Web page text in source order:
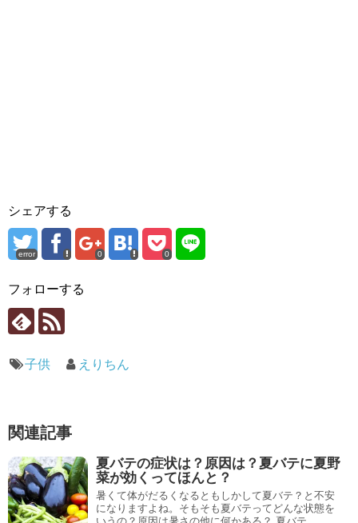
シェアする
error 0 0
フォローする
子供 えりちん
関連記事
夏バテの症状は？原因は？夏バテに夏野
菜が効くってほんと？
暑くて体がだるくなるともしかして夏バテ？と不安
になりますよね。そもそも夏バテってどんな状態を